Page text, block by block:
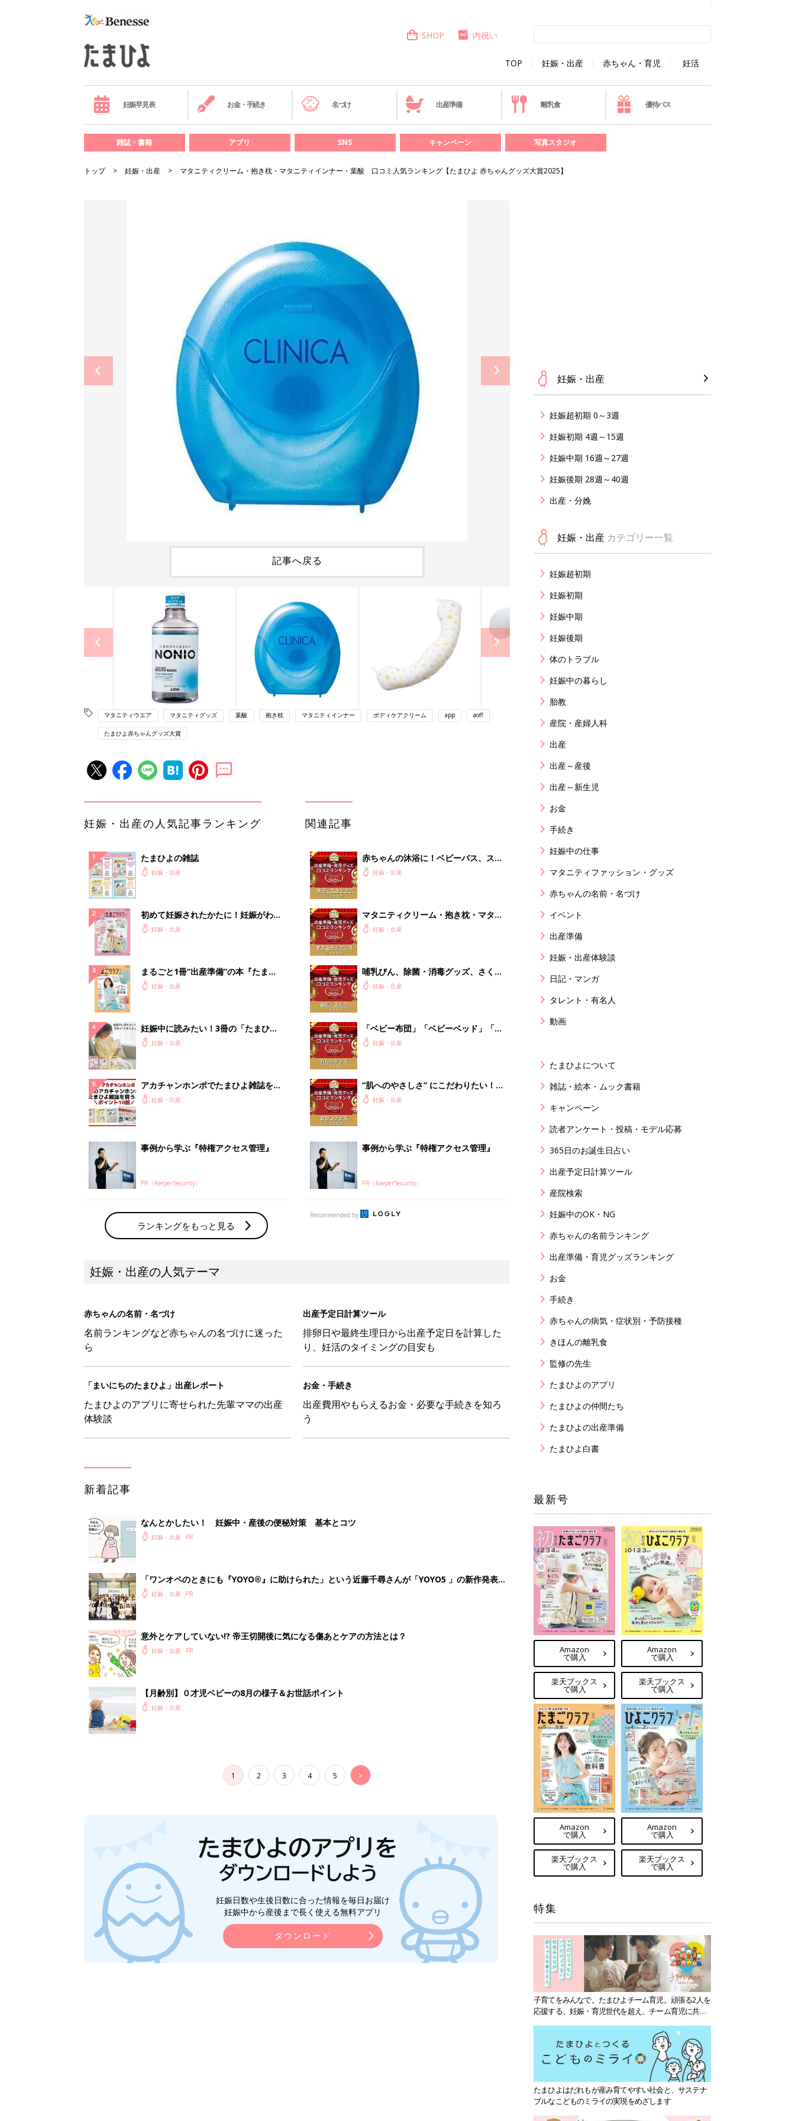
TOP 妊娠・出産 赤ちゃん・育児 妊活
SHOP 内祝い
妊娠早見表 お金・手続き 名づけ 出産準備 離乳食 優待パス
雑誌・書籍 アプリ SNS キャンペーン 写真スタジオ
トップ 妊娠・出産 マタニティクリーム・抱き枕・マタニティインナー・葉酸 口コミ人気ランキング【たまひよ 赤ちゃんグッズ大賞2025】
記事へ戻る
マタニティウエア マタニティグッズ 葉酸 抱き枕 マタニティインナー ボディケアクリーム app aoff
たまひよ赤ちゃんグッズ大賞
妊娠・出産の人気記事ランキング
たまひよの雑誌
妊娠・出産
初めて妊娠されたかたに！妊娠がわか
ったら最初に読む本『初めてのたまご
妊娠・出産
まるごと1冊“出産準備”の本『たまご
クラブ 夏号』〈スペシャル大特集〉
妊娠・出産
妊娠中に読みたい！3冊の「たまひ
よ」妊娠・出産
アカチャンホンポでたまひよ雑誌を買
うとポイント10倍【期間限定】
妊娠・出産
事例から学ぶ『特権アクセス管理』
PR（KeeperSecurity）
ランキングをもっと見る
関連記事
赤ちゃんの沐浴に！ベビーバス、スキ
ンケアグッズ口コミ人気ランキング
妊娠・出産
マタニティクリーム・抱き枕・マタニ
ティインナー・葉酸 口コミ人気ラン
妊娠・出産
哺乳びん、除菌・消毒グッズ、さく乳
器、授乳グッズで最もママ・パパの支
妊娠・出産
「ベビー布団」「ベビーベッド」「バ
ウンサー」赤ちゃんのねんね環境を整
妊娠・出産
“肌へのやさしさ” にこだわりたい！
ママ・パパが選ぶおむつグッズ8選
妊娠・出産
事例から学ぶ『特権アクセス管理』
PR（KeeperSecurity）
Recommended by
妊娠・出産の人気テーマ
赤ちゃんの名前・名づけ
名前ランキングなど赤ちゃんの名づけに迷った
ら
出産予定日計算ツール
排卵日や最終生理日から出産予定日を計算した
り、妊活のタイミングの目安も
「まいにちのたまひよ」出産レポート
たまひよのアプリに寄せられた先輩ママの出産
体験談
お金・手続き
出産費用やもらえるお金・必要な手続きを知ろ
う
新着記事
なんとかしたい！ 妊娠中・産後の便秘対策 基本とコツ
妊娠・出産
「ワンオペのときにも『YOYO®』に助けられた」という近藤千尋さんが「YOYO5 」の新作発表
会に登場。「YOYO®」を愛用し続けている魅力とは!?
妊娠・出産
意外とケアしていない!? 帝王切開後に気になる傷あとケアの方法とは？
妊娠・出産
【月齢別】０才児ベビーの8月の様子＆お世話ポイント
妊娠・出産
1 2 3 4 5 >
妊娠日数や生後日数に合った情報を毎日お届け
妊娠中から産後まで長く使える無料アプリ
ダウンロード
妊娠・出産
妊娠超初期 0～3週
妊娠初期 4週～15週
妊娠中期 16週～27週
妊娠後期 28週～40週
出産・分娩
妊娠・出産 カテゴリー一覧
妊娠超初期
妊娠初期
妊娠中期
妊娠後期
体のトラブル
妊娠中の暮らし
胎教
産院・産婦人科
出産
出産～産後
出産～新生児
お金
手続き
妊娠中の仕事
マタニティファッション・グッズ
赤ちゃんの名前・名づけ
イベント
出産準備
妊娠・出産体験談
日記・マンガ
タレント・有名人
動画
たまひよについて
雑誌・絵本・ムック書籍
キャンペーン
読者アンケート・投稿・モデル応募
365日のお誕生日占い
出産予定日計算ツール
産院検索
妊娠中のOK・NG
赤ちゃんの名前ランキング
出産準備・育児グッズランキング
お金
手続き
赤ちゃんの病気・症状別・予防接種
きほんの離乳食
監修の先生
たまひよのアプリ
たまひよの仲間たち
たまひよの出産準備
たまひよ白書
最新号
Amazon
で購入
楽天ブックス
で購入
Amazon
で購入
楽天ブックス
で購入
Amazon
で購入
楽天ブックス
で購入
Amazon
で購入
楽天ブックス
で購入
特集
子育てをみんなで。たまひよチーム育児。頑張る2人を
応援する、妊娠・育児世代を超え、チーム育児に共感
たまひよはだれもが産み育てやすい社会と、サステナ
ブルなこどものミライの実現をめざします